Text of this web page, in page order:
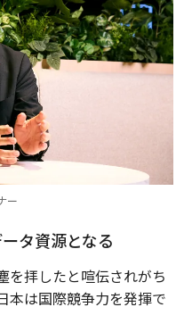
ー
タ資源となる
を拝したと喧伝されがち
本は国際競争力を発揮で